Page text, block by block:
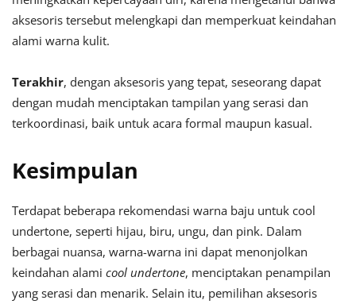
aksesoris tersebut melengkapi dan memperkuat keindahan
alami warna kulit.
Terakhir, dengan aksesoris yang tepat, seseorang dapat
dengan mudah menciptakan tampilan yang serasi dan
terkoordinasi, baik untuk acara formal maupun kasual.
Kesimpulan
Terdapat beberapa rekomendasi warna baju untuk cool
undertone, seperti hijau, biru, ungu, dan pink. Dalam
berbagai nuansa, warna-warna ini dapat menonjolkan
keindahan alami cool undertone, menciptakan penampilan
yang serasi dan menarik. Selain itu, pemilihan aksesoris